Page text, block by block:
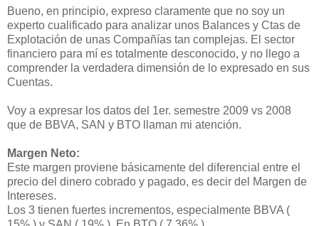
Bueno, en principio, expreso claramente que no soy un
experto cualificado para analizar unos Balances y Ctas de
Explotación de unas Compañías tan complejas. El sector
financiero para mí es totalmente desconocido, y no llego a
comprender la verdadera dimensión de lo expresado en sus
Cuentas.
Voy a expresar los datos del 1er. semestre 2009 vs 2008
que de BBVA, SAN y BTO llaman mi atención.
Margen Neto:
Este margen proviene básicamente del diferencial entre el
precio del dinero cobrado y pagado, es decir del Margen de
Intereses.
Los 3 tienen fuertes incrementos, especialmente BBVA (